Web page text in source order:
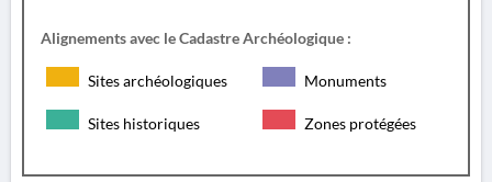
Alignements avec le Cadastre Archéologique :
Sites archéologiques Monuments
Sites historiques Zones protégées